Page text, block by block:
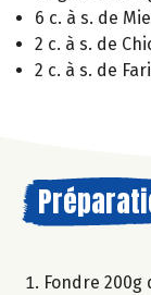
6 c. à s. de
2 c. à s. de
2 c. à s. de
Fondre